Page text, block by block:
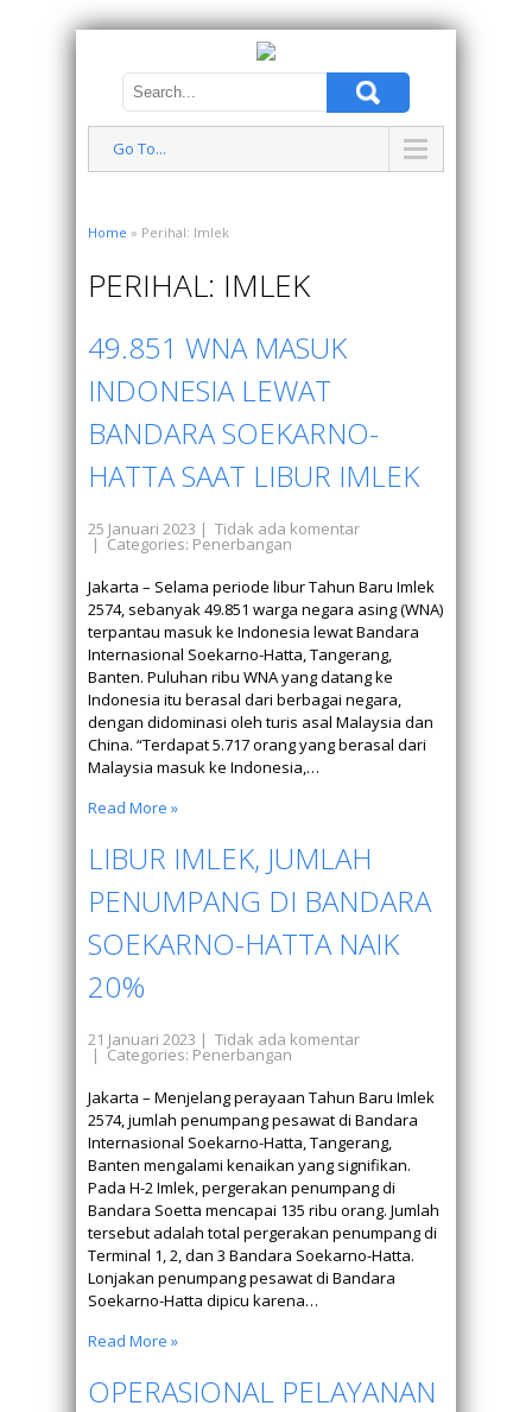
Go To...
Home » Perihal: Imlek
PERIHAL: IMLEK
49.851 WNA MASUK
INDONESIA LEWAT
BANDARA SOEKARNO-
HATTA SAAT LIBUR IMLEK
25 Januari 2023 | Tidak ada komentar
| Categories: Penerbangan
Jakarta – Selama periode libur Tahun Baru Imlek
2574, sebanyak 49.851 warga negara asing (WNA)
terpantau masuk ke Indonesia lewat Bandara
Internasional Soekarno-Hatta, Tangerang,
Banten. Puluhan ribu WNA yang datang ke
Indonesia itu berasal dari berbagai negara,
dengan didominasi oleh turis asal Malaysia dan
China. “Terdapat 5.717 orang yang berasal dari
Malaysia masuk ke Indonesia,…
Read More »
LIBUR IMLEK, JUMLAH
PENUMPANG DI BANDARA
SOEKARNO-HATTA NAIK
20%
21 Januari 2023 | Tidak ada komentar
| Categories: Penerbangan
Jakarta – Menjelang perayaan Tahun Baru Imlek
2574, jumlah penumpang pesawat di Bandara
Internasional Soekarno-Hatta, Tangerang,
Banten mengalami kenaikan yang signifikan.
Pada H-2 Imlek, pergerakan penumpang di
Bandara Soetta mencapai 135 ribu orang. Jumlah
tersebut adalah total pergerakan penumpang di
Terminal 1, 2, dan 3 Bandara Soekarno-Hatta.
Lonjakan penumpang pesawat di Bandara
Soekarno-Hatta dipicu karena…
Read More »
OPERASIONAL PELAYANAN